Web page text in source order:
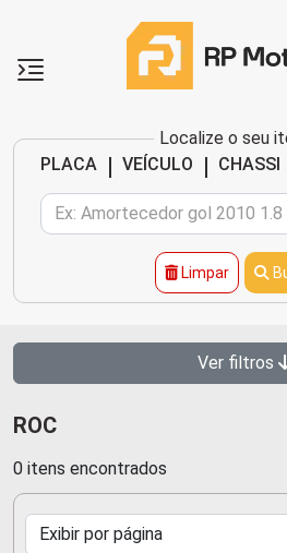
Localize o seu
PLACA
| VEÍCULO | CHASSI
Limpar
Ver filtros
ROC
0 itens encontrados